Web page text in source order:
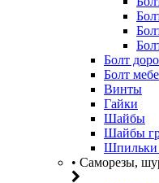
Болт
Болт
Винты
Гайки
Шайбы
Шайбы
Шпильки
• Саморезы,